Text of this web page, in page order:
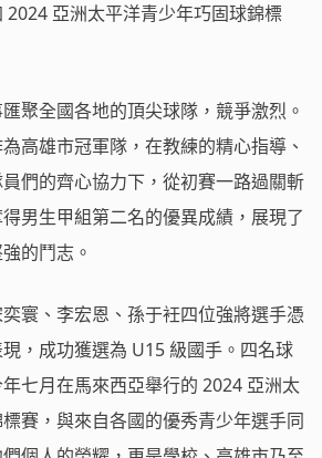
2024 亞洲太平洋青少年巧固球錦標
聚全國各地的頂尖球隊，競爭激烈。
高雄市冠軍隊，在教練的精心指導、
們的齊心協力下，從初賽一路過關斬
男生甲組第二名的優異成績，展現了
的鬥志。
寰、李宏恩、孫于衽四位強將選手憑
，成功獲選為 U15 級國手。四名球
七月在馬來西亞舉行的 2024 亞洲太
賽，與來自各國的優秀青少年選手同